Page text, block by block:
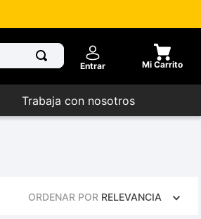
Entrar
Trabaja con nosotros
ORDENAR POR RELEVANCIA